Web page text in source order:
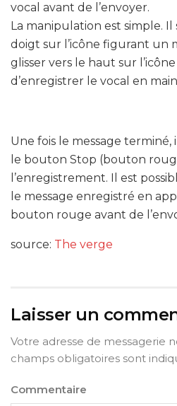
vocal avant de l’envoyer.
La manipulation est simple.
doigt sur l’icône figurant un
glisser vers le haut sur
d’enregistrer le vocal en
Une fois le message
le bouton Stop (bouton
l’enregistrement. Il est
le message enregistré en
bouton rouge avant de
source: The verge
Laisser un
Votre adresse de messagerie
champs obligatoires sont
Commentaire